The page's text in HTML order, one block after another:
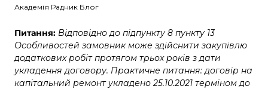
Академія Радник Блог
Питання: Відповідно до підпункту 8 пункту 13
Особливостей замовник може здійснити закупівлю
додаткових робіт протягом трьох років з дати
укладення договору. Практичне питання: договір на
капітальний ремонт укладено 25.10.2021 терміном до